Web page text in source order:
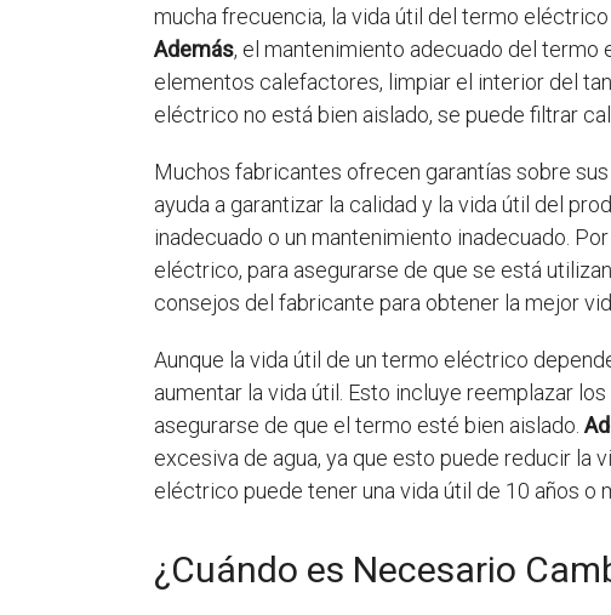
mucha frecuencia, la vida útil del termo
Además, el mantenimiento adecuado del
elementos calefactores, limpiar el interior del
eléctrico no está bien aislado, se puede filtrar
Muchos fabricantes ofrecen garantías sobre
ayuda a garantizar la calidad y la vida útil del
inadecuado o un mantenimiento inadecuado.
eléctrico, para asegurarse de que se está
consejos del fabricante para obtener la mejor
Aunque la vida útil de un termo eléctrico
aumentar la vida útil. Esto incluye reemplazar
asegurarse de que el termo esté bien aislado.
excesiva de agua, ya que esto puede reducir la
eléctrico puede tener una vida útil de 10 años o
¿Cuándo es Necesario